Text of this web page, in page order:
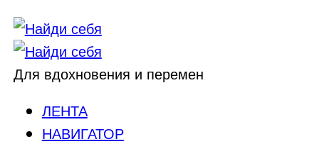
Для вдохновения и перемен
ЛЕНТА
НАВИГАТОР